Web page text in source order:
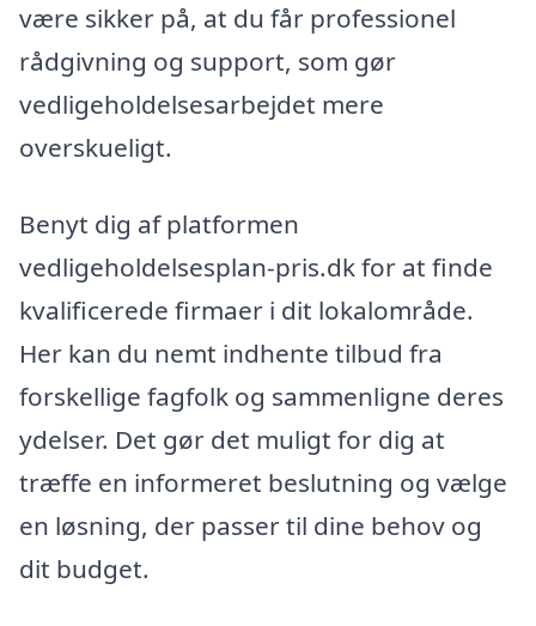
være sikker på, at du får professionel
rådgivning og support, som gør
vedligeholdelsesarbejdet mere
overskueligt.
Benyt dig af platformen
vedligeholdelsesplan-pris.dk for at finde
kvalificerede firmaer i dit lokalområde.
Her kan du nemt indhente tilbud fra
forskellige fagfolk og sammenligne deres
ydelser. Det gør det muligt for dig at
træffe en informeret beslutning og vælge
en løsning, der passer til dine behov og
dit budget.